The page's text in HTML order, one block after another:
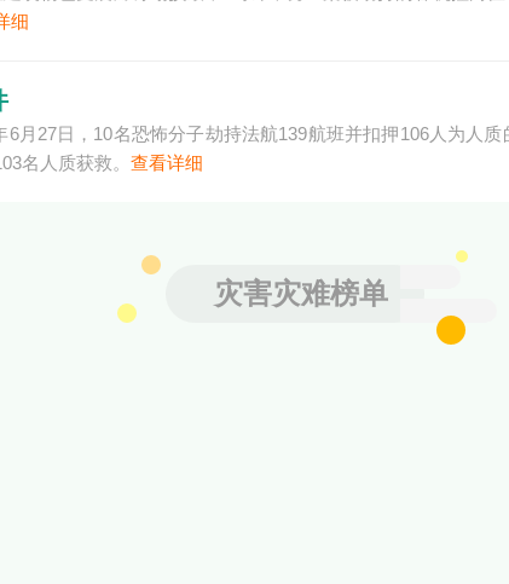
细
6月27日，10名恐怖分子劫持法航139航班并扣押106人为人
名人质获救。 查看详细
灾害灾难榜单